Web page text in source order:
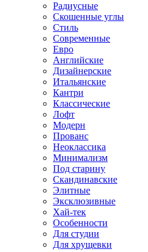
Радиусные
Скошенные углы
Стиль
Современные
Евро
Английские
Дизайнерские
Итальянские
Кантри
Классические
Лофт
Модерн
Прованс
Неоклассика
Минимализм
Под старину
Скандинавские
Элитные
Эксклюзивные
Хай-тек
Особенности
Для студии
Для хрущевки